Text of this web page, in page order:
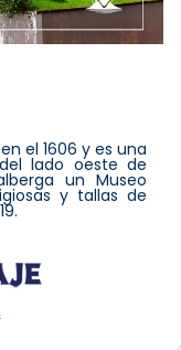
el 1606 y es una
lado oeste de
un Museo
y tallas de